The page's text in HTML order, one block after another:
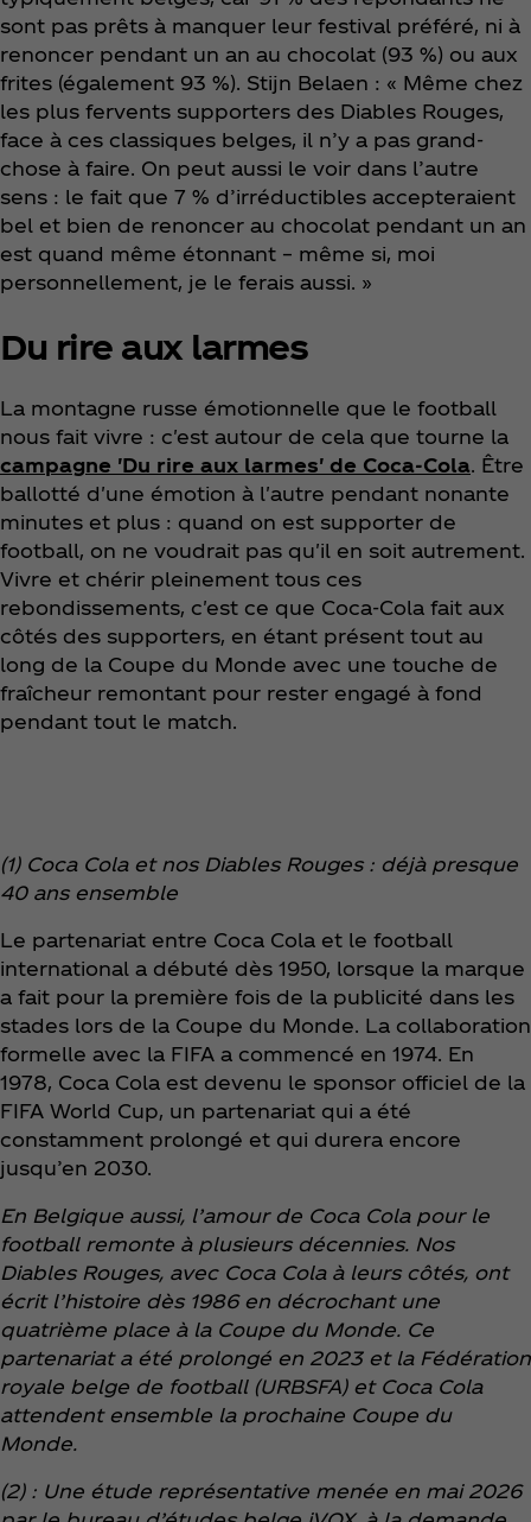
sont pas prêts à manquer leur festival préféré, ni à
renoncer pendant un an au chocolat (93 %) ou aux
frites (également 93 %). Stijn Belaen : « Même chez
les plus fervents supporters des Diables Rouges,
face à ces classiques belges, il n’y a pas grand-
chose à faire. On peut aussi le voir dans l’autre
sens : le fait que 7 % d’irréductibles accepteraient
bel et bien de renoncer au chocolat pendant un an
est quand même étonnant – même si, moi
personnellement, je le ferais aussi. »
Du rire aux larmes
La montagne russe émotionnelle que le football
nous fait vivre : c'est autour de cela que tourne la
campagne 'Du rire aux larmes' de Coca‑Cola. Être
ballotté d'une émotion à l'autre pendant nonante
minutes et plus : quand on est supporter de
football, on ne voudrait pas qu'il en soit autrement.
Vivre et chérir pleinement tous ces
rebondissements, c'est ce que Coca‑Cola fait aux
côtés des supporters, en étant présent tout au
long de la Coupe du Monde avec une touche de
fraîcheur remontant pour rester engagé à fond
pendant tout le match.
(1) Coca Cola et nos Diables Rouges : déjà presque
40 ans ensemble
Le partenariat entre Coca Cola et le football
international a débuté dès 1950, lorsque la marque
a fait pour la première fois de la publicité dans les
stades lors de la Coupe du Monde. La collaboration
formelle avec la FIFA a commencé en 1974. En
1978, Coca Cola est devenu le sponsor officiel de la
FIFA World Cup, un partenariat qui a été
constamment prolongé et qui durera encore
jusqu’en 2030.
En Belgique aussi, l’amour de Coca Cola pour le
football remonte à plusieurs décennies. Nos
Diables Rouges, avec Coca Cola à leurs côtés, ont
écrit l’histoire dès 1986 en décrochant une
quatrième place à la Coupe du Monde. Ce
partenariat a été prolongé en 2023 et la Fédération
royale belge de football (URBSFA) et Coca Cola
attendent ensemble la prochaine Coupe du
Monde.
(2) : Une étude représentative menée en mai 2026